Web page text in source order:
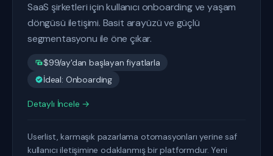
SaaS şirketleri için kullanıcı onboarding ve yaşam
döngüsü iletişimi. Basit arayüzü ve güçlü
segmentasyonu ile öne çıkar.
$99/ay'dan başlayan fiyatlarla
İdeal: Onboarding
Detaylı İncele →
Userlist, karmaşık pazarlama otomasyonları yerine saf
kullanıcı iletişimine odaklanmış bir platformdur. Yeni